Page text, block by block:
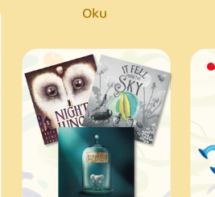
Oku